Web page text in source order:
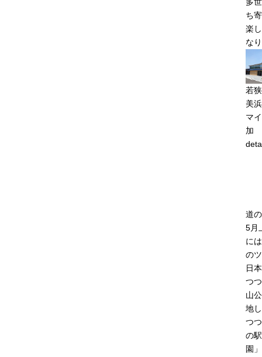
多
ち
楽
な
若
美
マ
加
道
5月
に
の
日
つ
山
地
つ
の
園